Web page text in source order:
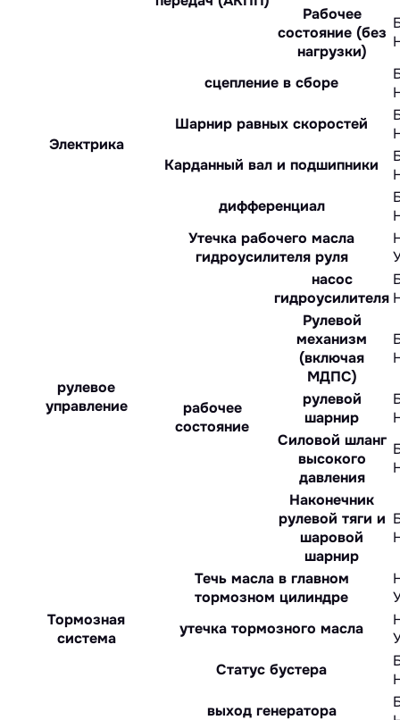
Рабочее
состояние (без
нагрузки)
Электрика
сцепление в сборе
Шарнир равных скоростей
Карданный вал и подшипники
дифференциал
рулевое
управление
Утечка рабочего масла
гидроусилителя руля
рабочее
состояние
насос
гидроусилителя
Рулевой
механизм
(включая
МДПС)
рулевой
шарнир
Силовой шланг
высокого
давления
Наконечник
рулевой тяги и
шаровой
шарнир
Тормозная
система
Течь масла в главном
тормозном цилиндре
утечка тормозного масла
Статус бустера
выход генератора